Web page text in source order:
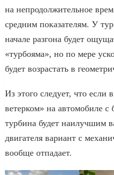
на непродолжительное
средним показателям. У
начале разгона будет
«турбояма», но по мере
будет возрастать в
Из этого следует, что если
ветерком» на автомобиле
турбина будет наилучшим
двигателя вариант с
вообще отпадает.